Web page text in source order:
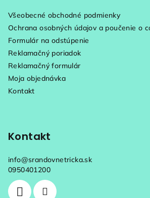
Všeobecné obchodné podmienky
Ochrana osobných údajov a poučenie o
Formulár na odstúpenie
Reklamačný poriadok
Reklamačný formulár
Moja objednávka
Kontakt
Kontakt
info@srandovnetricka.sk
0950401200